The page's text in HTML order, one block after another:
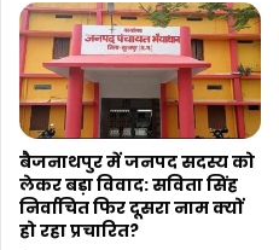
बैजनाथपुर में जनपद सदस्य को
लेकर बड़ा विवाद: सविता सिंह
निर्वाचित फिर दूसरा नाम क्यों
हो रहा प्रचारित?